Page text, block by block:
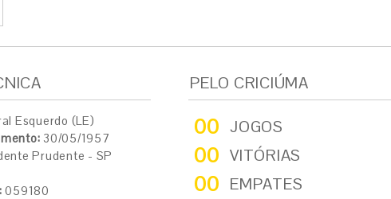
Esquerdo (LE)
30/05/1957
Prudente - SP
059180
PELO CRICIÚMA
00 JOGOS
00 VITÓRIAS
00 EMPATES